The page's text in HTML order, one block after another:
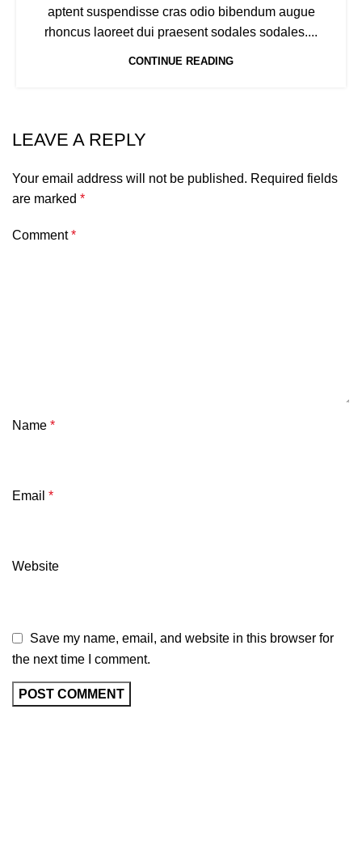
aptent suspendisse cras odio bibendum augue
rhoncus laoreet dui praesent sodales sodales....
CONTINUE READING
LEAVE A REPLY
Your email address will not be published. Required fields
are marked *
Comment*
Name *
Email *
Website
Save my name, email, and website in this browser for
the next time I comment.